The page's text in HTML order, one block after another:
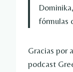
fórmulas
Gracias por
podcast